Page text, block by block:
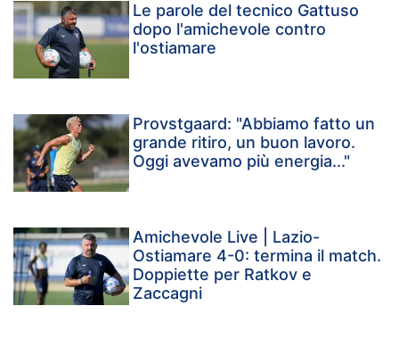
Le parole del tecnico Gattuso
dopo l'amichevole contro
l'ostiamare
Provstgaard: "Abbiamo fatto un
grande ritiro, un buon lavoro.
Oggi avevamo più energia..."
Amichevole Live | Lazio-
Ostiamare 4-0: termina il match.
Doppiette per Ratkov e
Zaccagni